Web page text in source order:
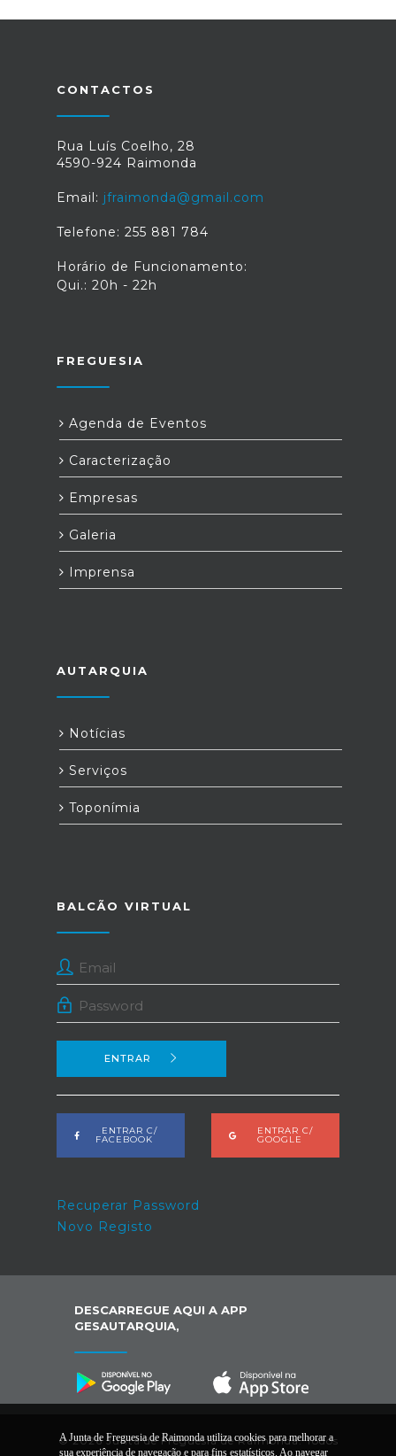
CONTACTOS
Rua Luís Coelho, 28
4590-924 Raimonda
Email: jfraimonda@gmail.com
Telefone: 255 881 784
Horário de Funcionamento:
Qui.: 20h - 22h
FREGUESIA
Agenda de Eventos
Caracterização
Empresas
Galeria
Imprensa
AUTARQUIA
Notícias
Serviços
Toponímia
BALCÃO VIRTUAL
ENTRAR
ENTRAR C/
FACEBOOK
ENTRAR C/
GOOGLE
Recuperar Password
Novo Registo
DESCARREGUE AQUI A APP
GESAUTARQUIA,
© 2026 Junta de Freguesia de Raimonda. Todos
A Junta de Freguesia de Raimonda utiliza cookies para melhorar a
sua experiência de navegação e para fins estatísticos. Ao navegar